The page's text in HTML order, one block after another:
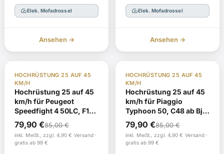
speedElek. Mofadrossel
Ansehen →
speedElek. Mofadrossel
Ansehen →
HOCHRÜSTUNG 25 AUF 45
KM/H
Hochrüstung 25 auf 45
km/h für Peugeot
Speedfight 4 50LC, F1
ab Bj. 2015
85,00€
Ursprünglicher
Preis
war:
79,90 €
Aktueller
Preis
ist:
inkl. MwSt., zzgl. 4,90 € Versand ·
gratis ab 99 €
HOCHRÜSTUNG 25 AUF 45
KM/H
Hochrüstung 25 auf 45
km/h für Piaggio
Typhoon 50, C48 ab Bj.
2009
85,00€
Ursprünglicher
Preis
war:
79,90 €
Aktueller
Preis
ist:
inkl. MwSt., zzgl. 4,90 € Versand ·
gratis ab 99 €